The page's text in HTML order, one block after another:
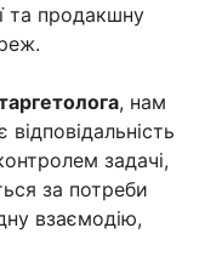
та продакшну
, нам
задачі,
за потреби
взаємодію,